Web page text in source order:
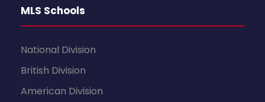
MLS Schools
National Division
British Division
American Division